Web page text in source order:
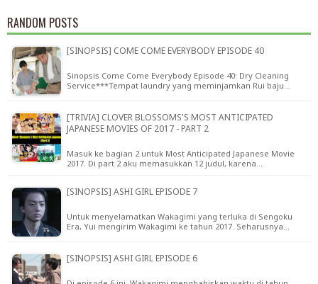
RANDOM POSTS
[SINOPSIS] COME COME EVERYBODY EPISODE 40
Sinopsis Come Come Everybody Episode 40: Dry Cleaning
Service***Tempat laundry yang meminjamkan Rui baju…
[TRIVIA] CLOVER BLOSSOMS'S MOST ANTICIPATED
JAPANESE MOVIES OF 2017 - PART 2
Masuk ke bagian 2 untuk Most Anticipated Japanese Movie
2017. Di part 2 aku memasukkan 12 judul, karena…
[SINOPSIS] ASHI GIRL EPISODE 7
Untuk menyelamatkan Wakagimi yang terluka di Sengoku
Era, Yui mengirim Wakagimi ke tahun 2017. Seharusnya…
[SINOPSIS] ASHI GIRL EPISODE 6